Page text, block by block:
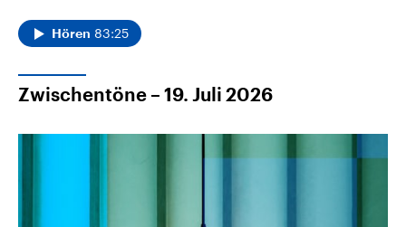
Hören 83:25
Zwischentöne – 19. Juli 2026